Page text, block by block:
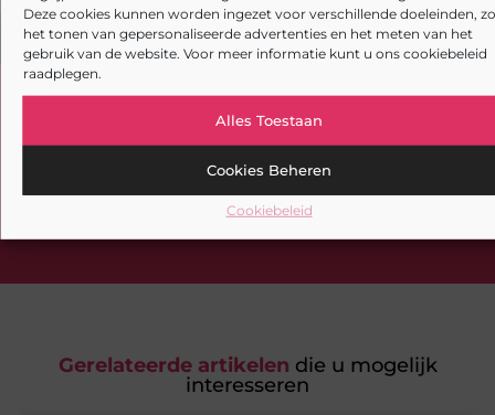
Deze cookies kunnen worden ingezet voor verschillende doeleinden,
het tonen van gepersonaliseerde advertenties en het meten van het
gebruik van de website. Voor meer informatie kunt u ons cookiebeleid
raadplegen.
Alles Toestaan
Cookies Beheren
Cookiebeleid
aanbieden en laat onze artikelen niet aan je
voorbijgaan. Duik in diverse onderwerpen en blijf goed
Gerelateerde artikelen die u mogelijk
interesseren